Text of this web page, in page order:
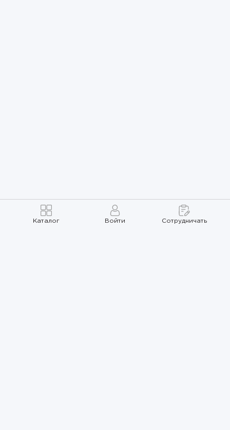
Каталог Войти Сотрудничать